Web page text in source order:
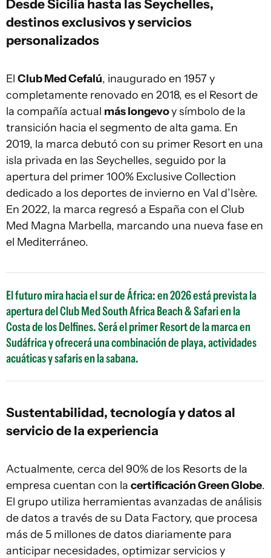
Desde Sicilia hasta las Seychelles,
destinos exclusivos y servicios
personalizados
El Club Med Cefalú, inaugurado en 1957 y
completamente renovado en 2018, es el Resort de
la compañía actual más longevoy símbolo de la
transición hacia el segmento de alta gama. En
2019, la marca debutó con su primer Resort en una
isla privada en las Seychelles, seguido por la
apertura del primer 100% Exclusive Collection
dedicado a los deportes de invierno en Val d’Isère.
En 2022, la marca regresó a España con el Club
Med Magna Marbella, marcando una nueva fase en
el Mediterráneo.
El futuro mira hacia el sur de África: en 2026 está prevista la
apertura del Club Med South Africa Beach & Safari en la
Costa de los Delfines. Será el primer Resort de la marca en
Sudáfrica y ofrecerá una combinación de playa, actividades
acuáticas y safaris en la sabana.
Sustentabilidad, tecnología y datos al
servicio de la experiencia
Actualmente, cerca del 90% de los Resorts de la
empresa cuentan con la certificación Green Globe.
El grupo utiliza herramientas avanzadas de análisis
de datos a través de su Data Factory, que procesa
más de 5 millones de datos diariamente para
anticipar necesidades, optimizar servicios y